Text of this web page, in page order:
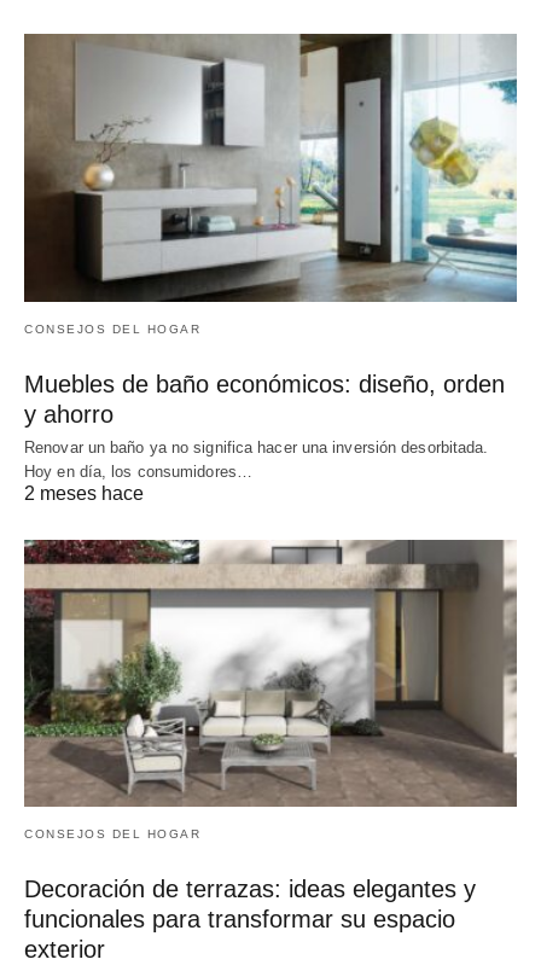
CONSEJOS DEL HOGAR
Muebles de baño económicos: diseño, orden
y ahorro
Renovar un baño ya no significa hacer una inversión desorbitada.
Hoy en día, los consumidores…
2 meses hace
CONSEJOS DEL HOGAR
Decoración de terrazas: ideas elegantes y
funcionales para transformar su espacio
exterior